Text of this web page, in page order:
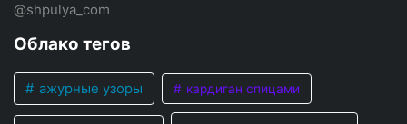
@shpulya_com
Облако тегов
ажурные узоры кардиган спицами